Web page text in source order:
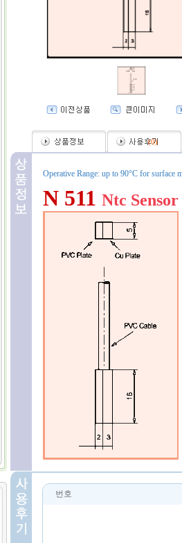
(0)
Operative Range: up to 90°C for surface
N 511 Ntc
번호